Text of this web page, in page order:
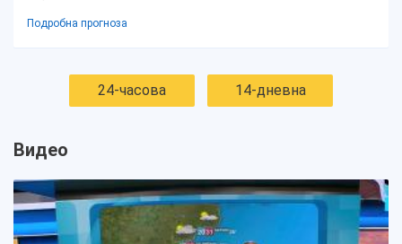
Подробна прогноза
24-часова 14-дневна
Видео